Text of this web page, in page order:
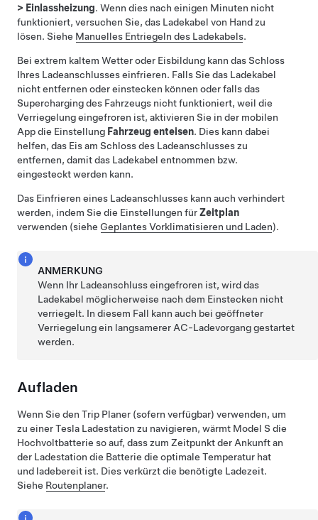
> Einlassheizung. Wenn dies nach einigen Minuten nicht
funktioniert, versuchen Sie, das Ladekabel von Hand zu
lösen. Siehe Manuelles Entriegeln des Ladekabels.
Bei extrem kaltem Wetter oder Eisbildung kann das Schloss
Ihres Ladeanschlusses einfrieren. Falls Sie das Ladekabel
nicht entfernen oder einstecken können oder falls das
Supercharging des Fahrzeugs nicht funktioniert, weil die
Verriegelung eingefroren ist, aktivieren Sie in der mobilen
App die Einstellung Fahrzeug enteisen. Dies kann dabei
helfen, das Eis am Schloss des Ladeanschlusses zu
entfernen, damit das Ladekabel entnommen bzw.
eingesteckt werden kann.
Das Einfrieren eines Ladeanschlusses kann auch verhindert
werden, indem Sie die Einstellungen fürZeitplan
verwenden (siehe Geplantes Vorklimatisieren und Laden).
ANMERKUNG
Wenn Ihr Ladeanschluss eingefroren ist, wird das
Ladekabel möglicherweise nach dem Einstecken nicht
verriegelt. In diesem Fall kann auch bei geöffneter
Verriegelung ein langsamerer AC-Ladevorgang gestartet
werden.
Aufladen
Wenn Sie den Trip Planer (sofern verfügbar) verwenden, um
zu einer Tesla Ladestation zu navigieren, wärmt Model S die
Hochvoltbatterie so auf, dass zum Zeitpunkt der Ankunft an
der Ladestation die Batterie die optimale Temperatur hat
und ladebereit ist. Dies verkürzt die benötigte Ladezeit.
Siehe Routenplaner.